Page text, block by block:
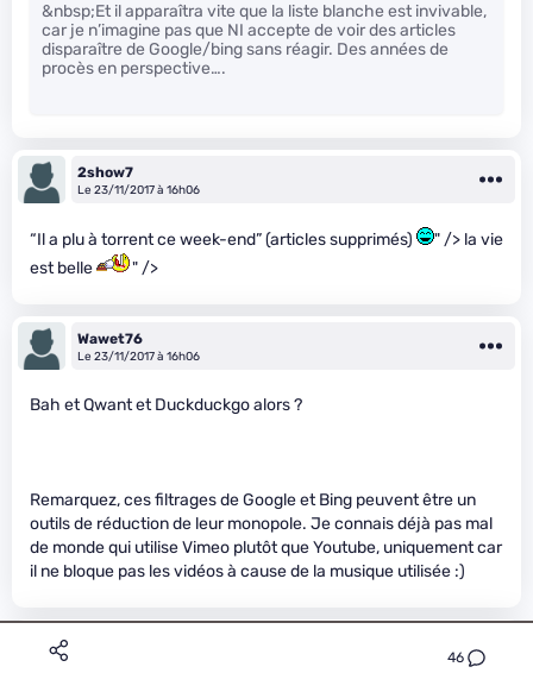
46
&nbsp;Et il apparaîtra vite que la liste blanche est invivable,
car je n’imagine pas que NI accepte de voir des articles
disparaître de Google/bing sans réagir. Des années de
procès en perspective….
2show7
Le 23/11/2017 à 16h06
“Il a plu à torrent ce week-end” (articles supprimés)
" /> la vie
est belle
" />
Wawet76
Le 23/11/2017 à 16h06
Bah et Qwant et Duckduckgo alors ?
Remarquez, ces filtrages de Google et Bing peuvent être un
outils de réduction de leur monopole. Je connais déjà pas mal
de monde qui utilise Vimeo plutôt que Youtube, uniquement car
il ne bloque pas les vidéos à cause de la musique utilisée :)